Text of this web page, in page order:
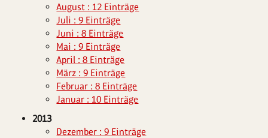
August : 12 Einträge
Juli : 9 Einträge
Juni : 8 Einträge
Mai : 9 Einträge
April : 8 Einträge
März : 9 Einträge
Februar : 8 Einträge
Januar : 10 Einträge
2013
Dezember : 9 Einträge